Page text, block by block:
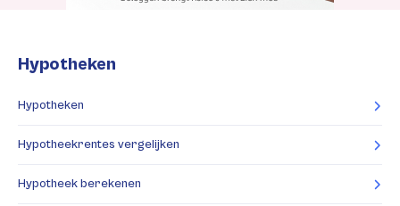
Hypotheken
Hypotheken
Hypotheekrentes vergelijken
Hypotheek berekenen